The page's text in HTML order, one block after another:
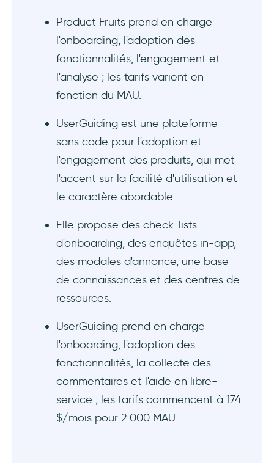
Product Fruits prend en charge
l'onboarding, l'adoption des
fonctionnalités, l'engagement et
l'analyse ; les tarifs varient en
fonction du MAU.
UserGuiding est une plateforme
sans code pour l'adoption et
l'engagement des produits, qui met
l'accent sur la facilité d'utilisation et
le caractère abordable.
Elle propose des check-lists
d'onboarding, des enquêtes in-app,
des modales d'annonce, une base
de connaissances et des centres de
ressources.
UserGuiding prend en charge
l'onboarding, l'adoption des
fonctionnalités, la collecte des
commentaires et l'aide en libre-
service ; les tarifs commencent à 174
$/mois pour 2 000 MAU.